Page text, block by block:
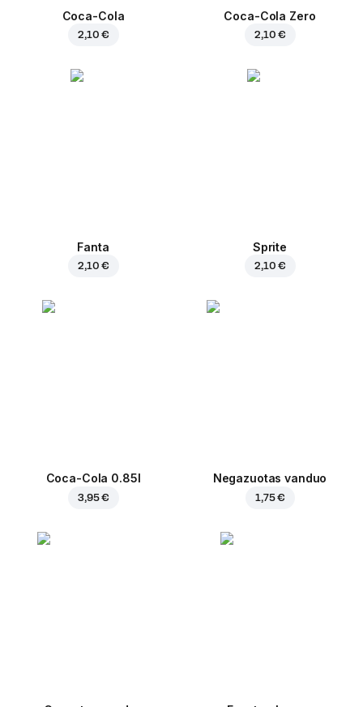
Coca-Cola
2,10 €
Coca-Cola Zero
2,10 €
Fanta
2,10 €
Sprite
2,10 €
Coca-Cola 0.85l
3,95 €
Negazuotas vanduo
1,75 €